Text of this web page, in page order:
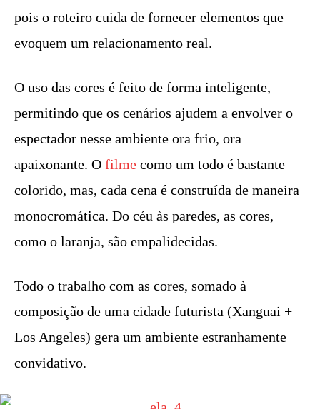
pois o roteiro cuida de fornecer elementos que
evoquem um relacionamento real.
O uso das cores é feito de forma inteligente,
permitindo que os cenários ajudem a envolver o
espectador nesse ambiente ora frio, ora
apaixonante. O filme como um todo é bastante
colorido, mas, cada cena é construída de maneira
monocromática. Do céu às paredes, as cores,
como o laranja, são empalidecidas.
Todo o trabalho com as cores, somado à
composição de uma cidade futurista (Xanguai +
Los Angeles) gera um ambiente estranhamente
convidativo.